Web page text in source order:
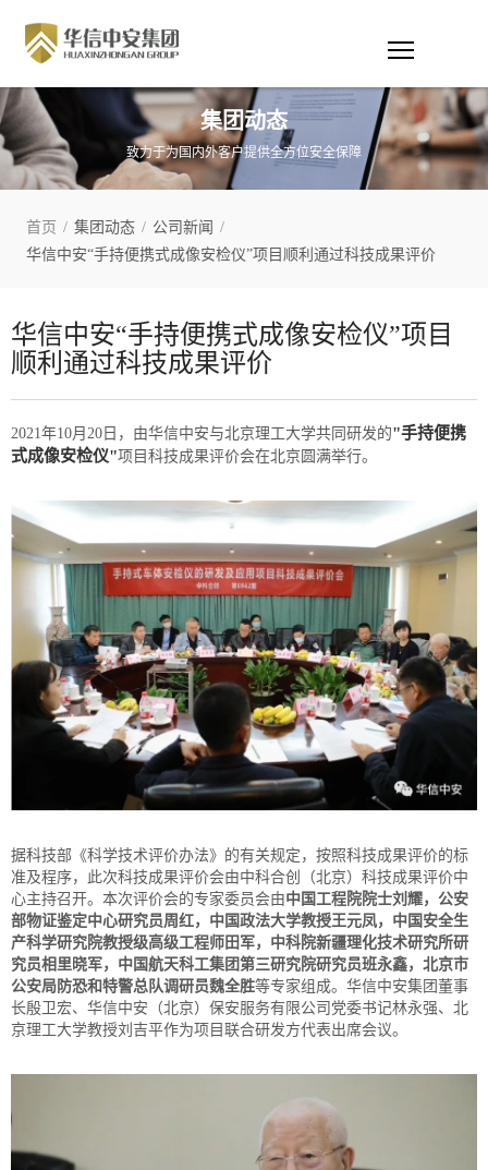
集团动态
致力于为国内外客户提供全方位安全保障
首页 / 集团动态 / 公司新闻 /
华信中安“手持便携式成像安检仪”项目顺利通过科技成果评价
华信中安“手持便携式成像安检仪”项目
顺利通过科技成果评价
2021年10月20日，由华信中安与北京理工大学共同研发的"手持便携
式成像安检仪"项目科技成果评价会在北京圆满举行。
据科技部《科学技术评价办法》的有关规定，按照科技成果评价的标
准及程序，此次科技成果评价会由中科合创（北京）科技成果评价中
心主持召开。本次评价会的专家委员会由中国工程院院士刘耀，公安
部物证鉴定中心研究员周红，中国政法大学教授王元凤，中国安全生
产科学研究院教授级高级工程师田军，中科院新疆理化技术研究所研
究员相里晓军，中国航天科工集团第三研究院研究员班永鑫，北京市
公安局防恐和特警总队调研员魏全胜等专家组成。华信中安集团董事
长殷卫宏、华信中安（北京）保安服务有限公司党委书记林永强、北
京理工大学教授刘吉平作为项目联合研发方代表出席会议。